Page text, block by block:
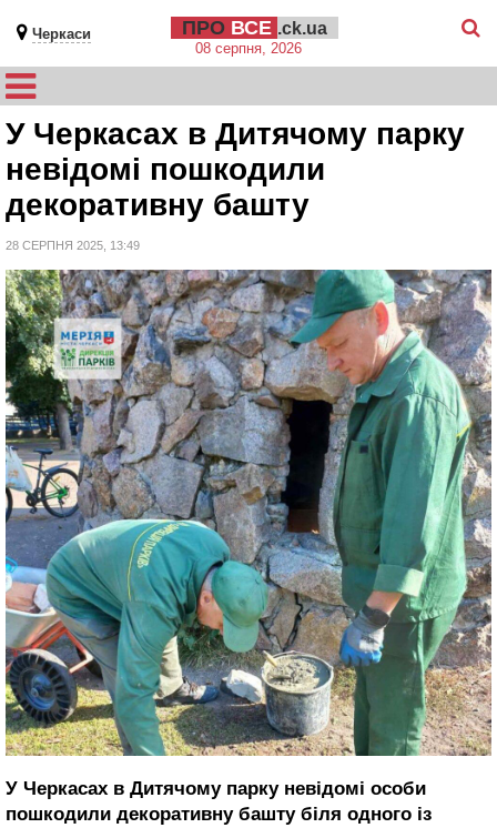
Черкаси ПРО ВСЕ .ck.ua
08 серпня, 2026
У Черкасах в Дитячому парку
невідомі пошкодили
декоративну башту
28 СЕРПНЯ 2025, 13:49
У Черкасах в Дитячому парку невідомі особи
пошкодили декоративну башту біля одного із